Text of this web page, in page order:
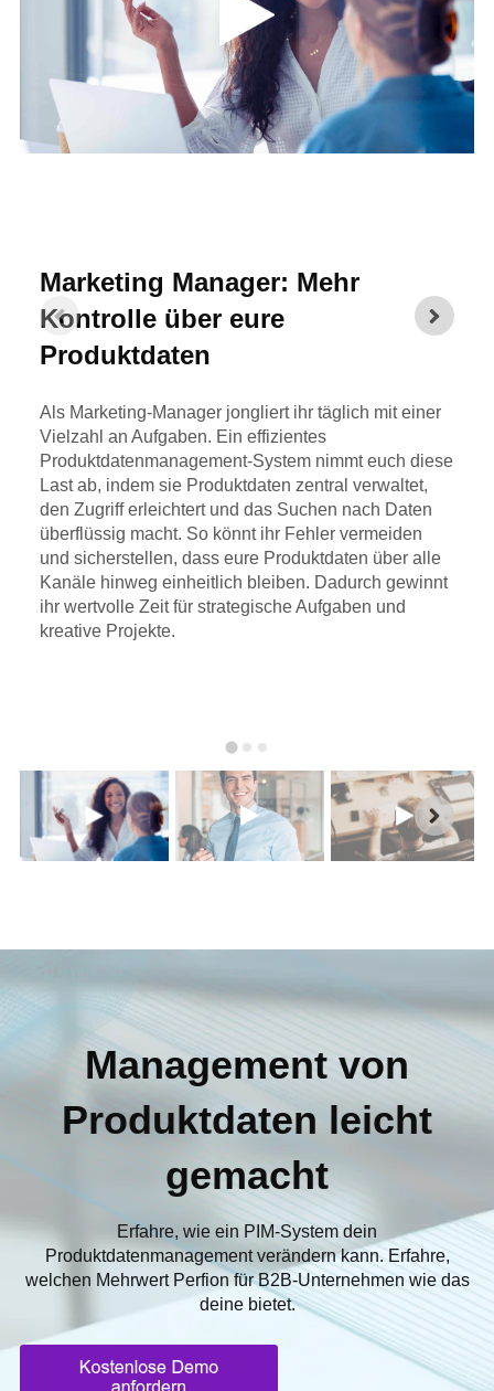
Marketing Manager: Mehr
Kontrolle über eure
Produktdaten
Als Marketing-Manager jongliert ihr täglich mit einer
Vielzahl an Aufgaben. Ein effizientes
Produktdatenmanagement-System nimmt euch diese
Last ab, indem sie Produktdaten zentral verwaltet,
den Zugriff erleichtert und das Suchen nach Daten
überflüssig macht. So könnt ihr Fehler vermeiden
und sicherstellen, dass eure Produktdaten über alle
Kanäle hinweg einheitlich bleiben. Dadurch gewinnt
ihr wertvolle Zeit für strategische Aufgaben und
kreative Projekte.
Management von
Produktdaten leicht
gemacht
Erfahre, wie ein PIM-System dein
Produktdatenmanagement verändern kann. Erfahre,
welchen Mehrwert Perfion für B2B-Unternehmen wie das
deine bietet.